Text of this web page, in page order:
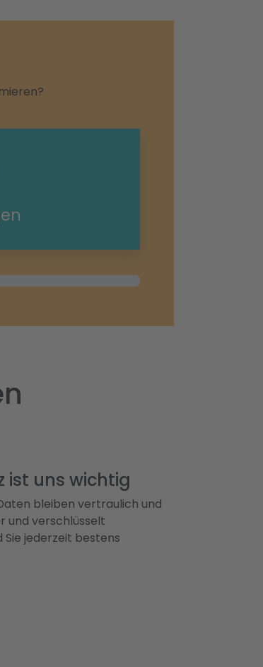
ist uns wichtig
bleiben vertraulich und
und verschlüsselt
Sie jederzeit bestens